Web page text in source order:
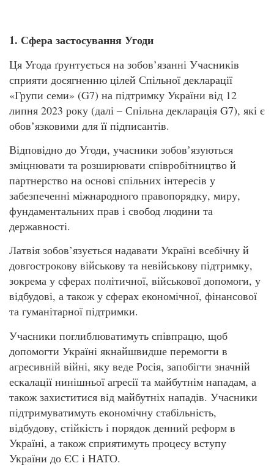
1. Сфера застосування Угоди
Ця Угода ґрунтується на зобов’язанні Учасників
сприяти досягненню цілей Спільної декларації
«Групи семи» (G7) на підтримку України від 12
липня 2023 року (далі – Спільна декларація G7), які є
обов’язковими для її підписантів.
Відповідно до Угоди, учасники зобов’язуються
зміцнювати та розширювати співробітництво й
партнерство на основі спільних інтересів у
забезпеченні міжнародного правопорядку, миру,
фундаментальних прав і свобод людини та
державності.
Латвія зобов’язується надавати Україні всебічну й
довгострокову військову та невійськову підтримку,
зокрема у сферах політичної, військової допомоги, у
відбудові, а також у сферах економічної, фінансової
та гуманітарної підтримки.
Учасники поглиблюватимуть співпрацю, щоб
допомогти Україні якнайшвидше перемогти в
агресивній війні, яку веде Росія, запобігти значній
ескалації нинішньої агресії та майбутнім нападам, а
також захиститися від майбутніх нападів. Учасники
підтримуватимуть економічну стабільність,
відбудову, стійкість і порядок денний реформ в
Україні, а також сприятимуть процесу вступу
України до ЄС і НАТО.